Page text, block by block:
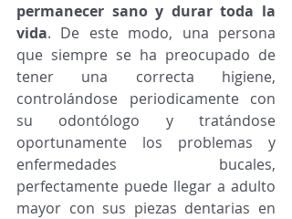
permanecer sano y durar toda la
vida. De este modo, una persona
que siempre se ha preocupado de
tener una correcta higiene,
controlándose periodicamente con
su odontólogo y tratándose
oportunamente los problemas y
enfermedades bucales,
perfectamente puede llegar a adulto
mayor con sus piezas dentarias en